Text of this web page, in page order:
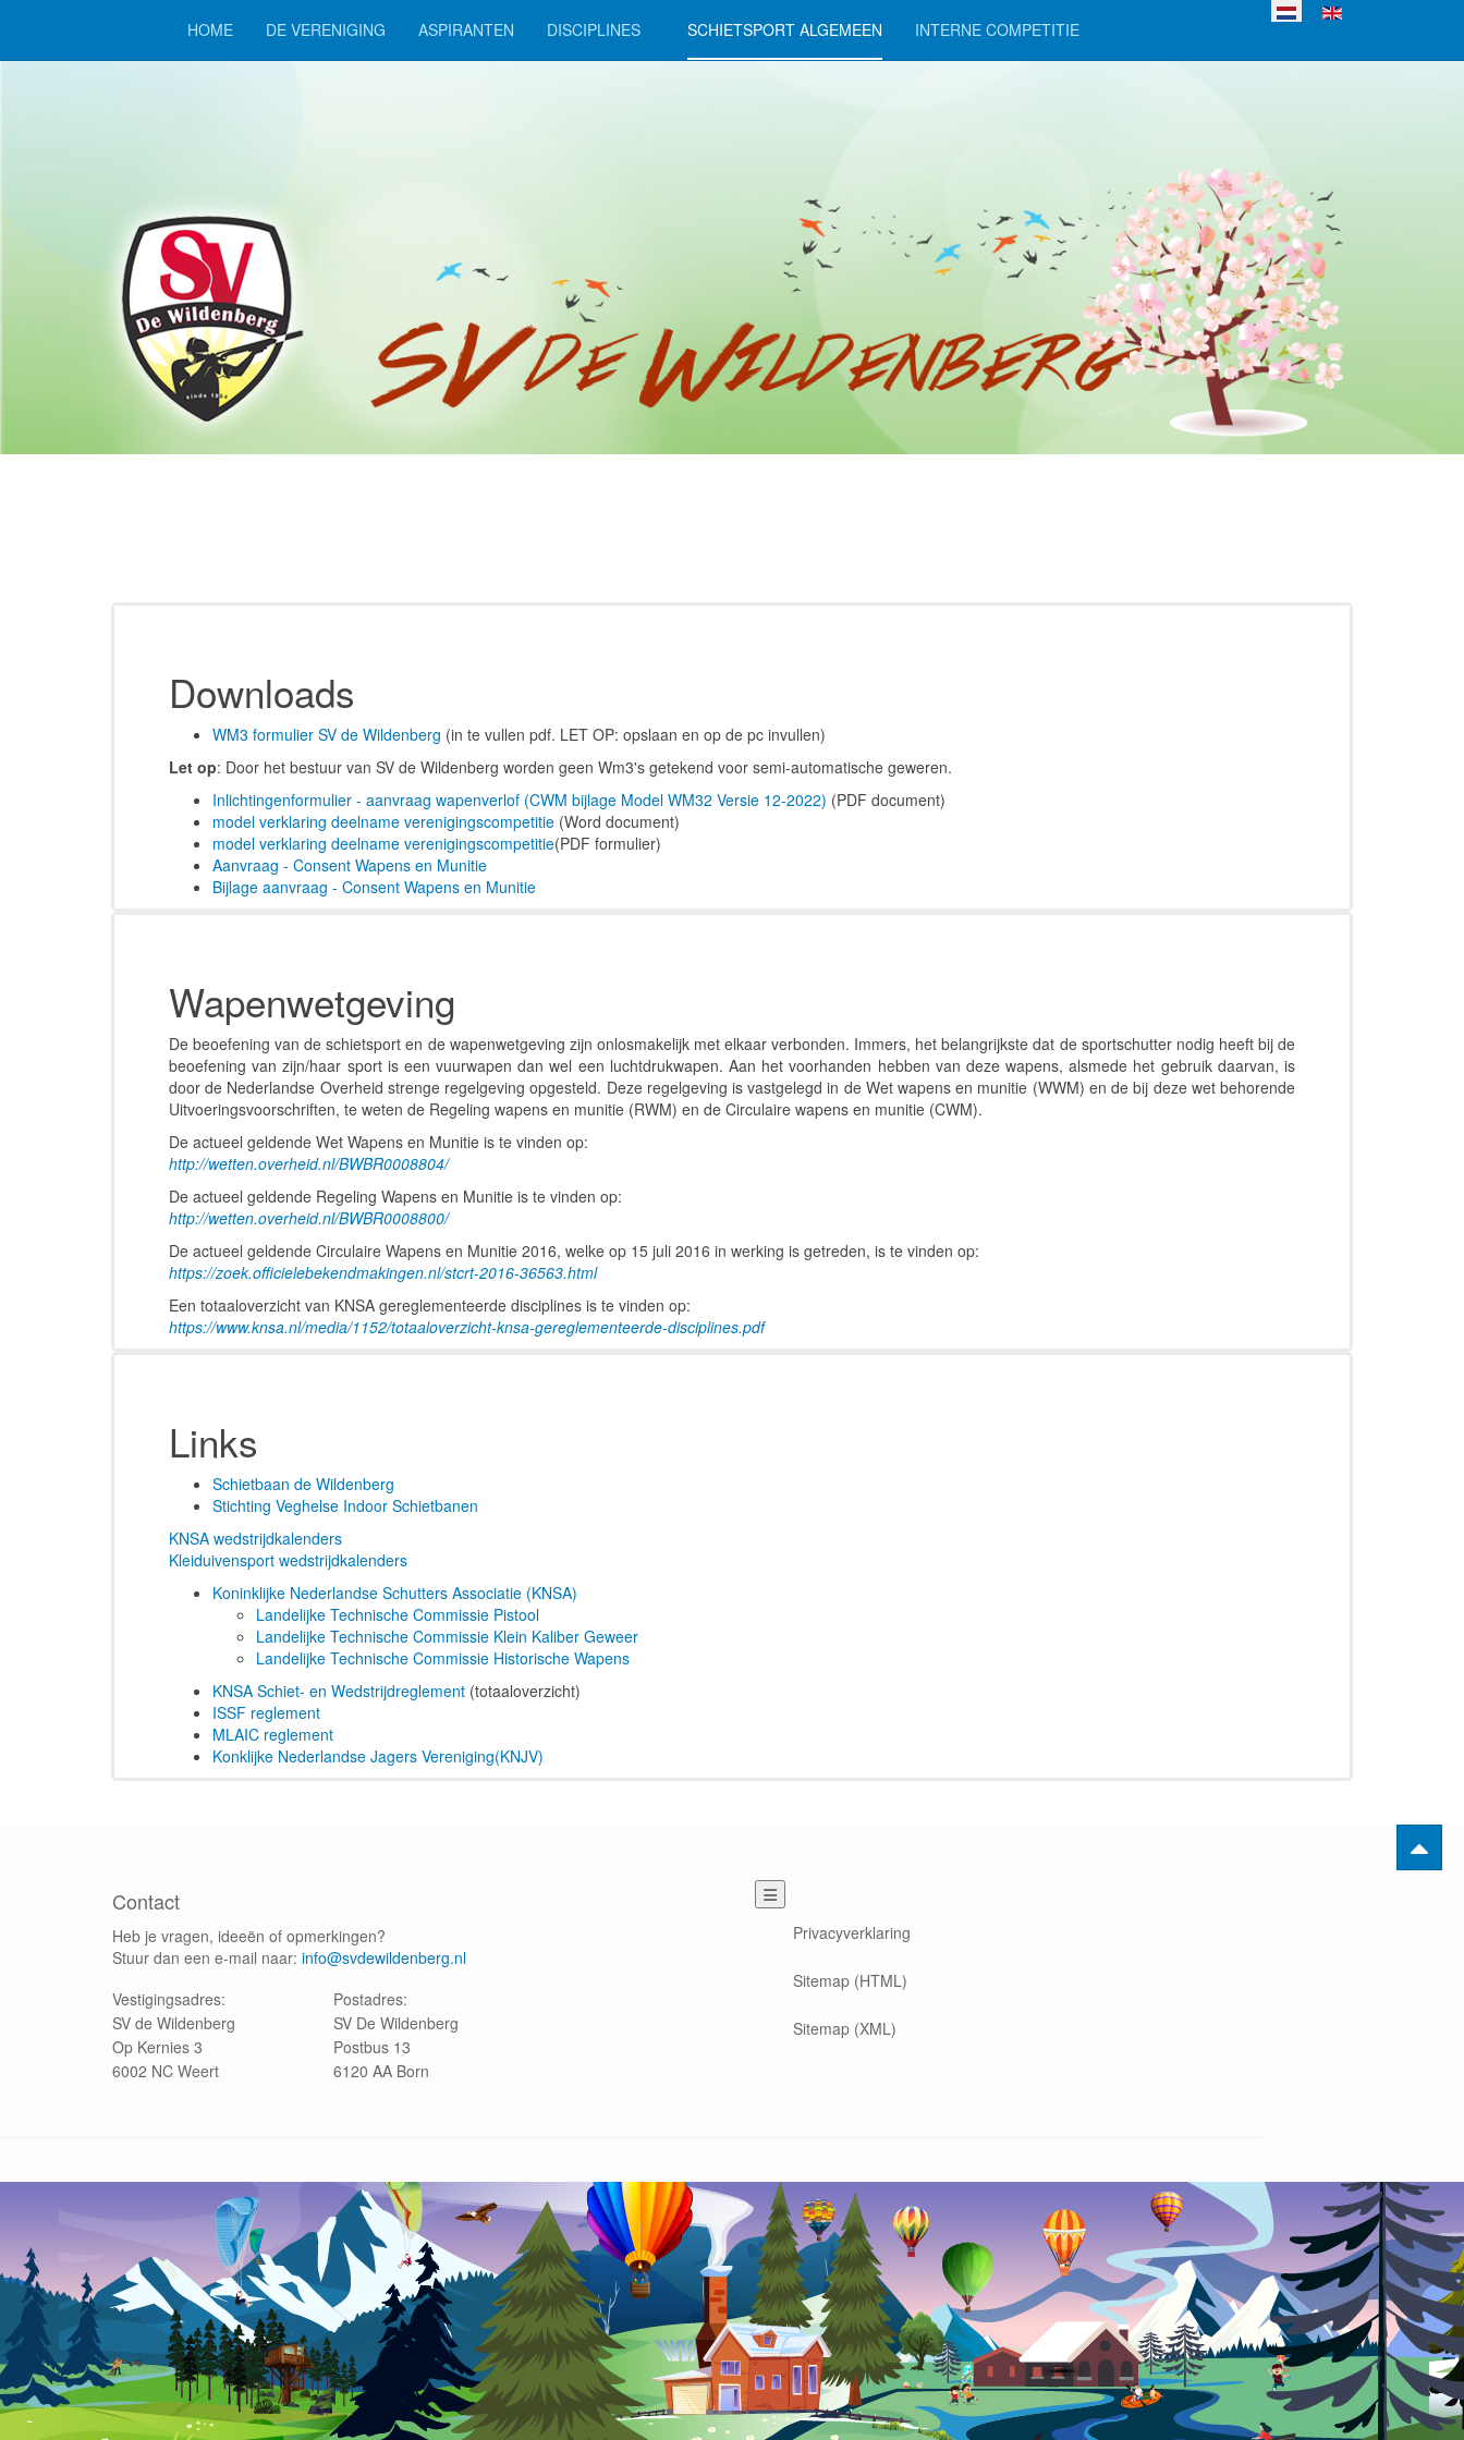
Selecteer de taal
HOME
DE VERENIGING ASPIRANTEN DISCIPLINES SCHIETSPORT ALGEMEEN INTERNE COMPETITIE
Downloads
WM3 formulier SV de Wildenberg (in te vullen pdf. LET OP: opslaan en op de pc invullen)
Let op: Door het bestuur van SV de Wildenberg worden geen Wm3's getekend voor semi-automatische geweren.
Inlichtingenformulier - aanvraag wapenverlof (CWM bijlage Model WM32 Versie 12-2022) (PDF document)
model verklaring deelname verenigingscompetitie (Word document)
model verklaring deelname verenigingscompetitie(PDF formulier)
Aanvraag - Consent Wapens en Munitie
Bijlage aanvraag - Consent Wapens en Munitie
Wapenwetgeving
De beoefening van de schietsport en de wapenwetgeving zijn onlosmakelijk met elkaar verbonden. Immers, het belangrijkste dat de sportschutter nodig heeft bij de
beoefening van zijn/haar sport is een vuurwapen dan wel een luchtdrukwapen. Aan het voorhanden hebben van deze wapens, alsmede het gebruik daarvan, is
door de Nederlandse Overheid strenge regelgeving opgesteld. Deze regelgeving is vastgelegd in de Wet wapens en munitie (WWM) en de bij deze wet behorende
Uitvoeringsvoorschriften, te weten de Regeling wapens en munitie (RWM) en de Circulaire wapens en munitie (CWM).
De actueel geldende Wet Wapens en Munitie is te vinden op:
http://wetten.overheid.nl/BWBR0008804/
De actueel geldende Regeling Wapens en Munitie is te vinden op:
http://wetten.overheid.nl/BWBR0008800/
De actueel geldende Circulaire Wapens en Munitie 2016, welke op 15 juli 2016 in werking is getreden, is te vinden op:
https://zoek.officielebekendmakingen.nl/stcrt-2016-36563.html
Een totaaloverzicht van KNSA gereglementeerde disciplines is te vinden op:
https://www.knsa.nl/media/1152/totaaloverzicht-knsa-gereglementeerde-disciplines.pdf
Links
Schietbaan de Wildenberg
Stichting Veghelse Indoor Schietbanen
KNSA wedstrijdkalenders
Kleiduivensport wedstrijdkalenders
Koninklijke Nederlandse Schutters Associatie (KNSA)
Landelijke Technische Commissie Pistool
Landelijke Technische Commissie Klein Kaliber Geweer
Landelijke Technische Commissie Historische Wapens
KNSA Schiet- en Wedstrijdreglement (totaaloverzicht)
ISSF reglement
MLAIC reglement
Konklijke Nederlandse Jagers Vereniging(KNJV)
Contact
Heb je vragen, ideeën of opmerkingen?
Stuur dan een e-mail naar: info@svdewildenberg.nl
Vestigingsadres:
SV de Wildenberg
Op Kernies 3
6002 NC Weert
Postadres:
SV De Wildenberg
Postbus 13
6120 AA Born
Privacyverklaring
Sitemap (HTML)
Sitemap (XML)